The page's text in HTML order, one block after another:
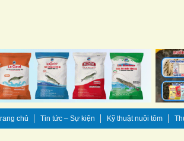
chủ Tin tức – Sự kiện Kỹ thuật nuôi tôm